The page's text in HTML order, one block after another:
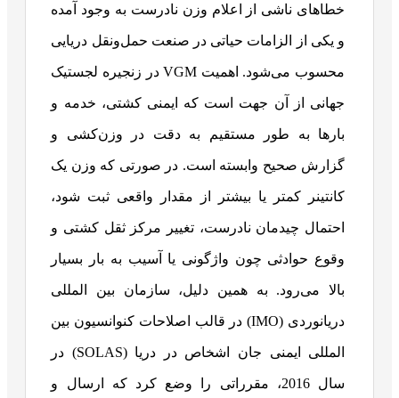
خطاهای ناشی از اعلام وزن نادرست به وجود آمده
و یکی از الزامات حیاتی در صنعت حمل‌ونقل دریایی
محسوب می‌شود. اهمیت VGM در زنجیره لجستیک
جهانی از آن جهت است که ایمنی کشتی، خدمه و
بارها به طور مستقیم به دقت در وزن‌کشی و
گزارش صحیح وابسته است. در صورتی که وزن یک
کانتینر کمتر یا بیشتر از مقدار واقعی ثبت شود،
احتمال چیدمان نادرست، تغییر مرکز ثقل کشتی و
وقوع حوادثی چون واژگونی یا آسیب به بار بسیار
بالا می‌رود. به همین دلیل، سازمان بین المللی
دریانوردی (IMO) در قالب اصلاحات کنوانسیون بین
المللی ایمنی جان اشخاص در دریا (SOLAS) در
سال 2016، مقرراتی را وضع کرد که ارسال و